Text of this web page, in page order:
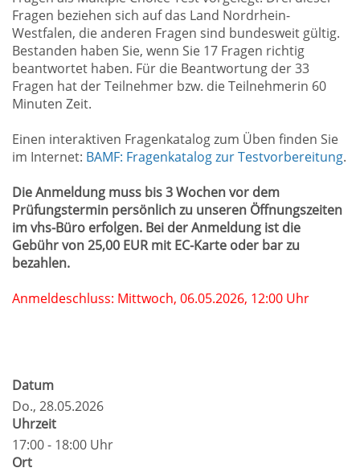
Fragen beziehen sich auf das Land Nordrhein-
Westfalen, die anderen Fragen sind bundesweit gültig.
Bestanden haben Sie, wenn Sie 17 Fragen richtig
beantwortet haben. Für die Beantwortung der 33
Fragen hat der Teilnehmer bzw. die Teilnehmerin 60
Minuten Zeit.
Einen interaktiven Fragenkatalog zum Üben finden Sie
im Internet: BAMF: Fragenkatalog zur Testvorbereitung.
Die Anmeldung muss bis 3 Wochen vor dem
Prüfungstermin persönlich zu unseren Öffnungszeiten
im vhs-Büro erfolgen. Bei der Anmeldung ist die
Gebühr von 25,00 EUR mit EC-Karte oder bar zu
bezahlen.
Anmeldeschluss: Mittwoch, 06.05.2026, 12:00 Uhr
Datum
Do., 28.05.2026
Uhrzeit
17:00 - 18:00 Uhr
Ort